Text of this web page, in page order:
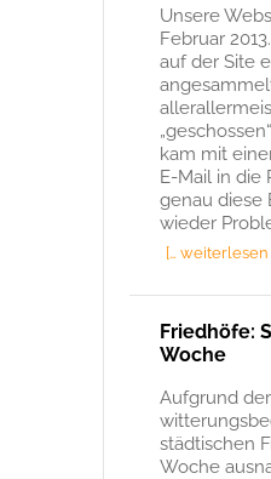
Unsere
Februar
auf der Site
kam mit
E-Mail in die
genau diese
wieder
[… weiterlesen
Friedhöfe:
Woche
Aufgrund
städtischen
Woche